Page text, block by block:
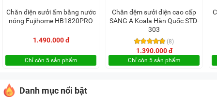
Chăn điện sưởi ấm bằng nước
nóng Fujihome HB1820PRO
1.490.000 đ
Chỉ còn 5 sản phẩm
Chăn đệm sưởi điện cao cấp
SANG A Koala Hàn Quốc STD-
303
(8)
1.390.000 đ
Chỉ còn 5 sản phẩm
Danh mục nổi bật